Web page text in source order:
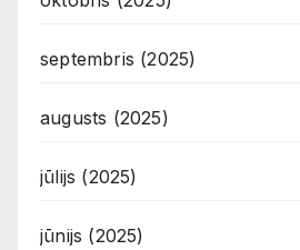
septembris (2025)
augusts (2025)
jūlijs (2025)
jūnijs (2025)